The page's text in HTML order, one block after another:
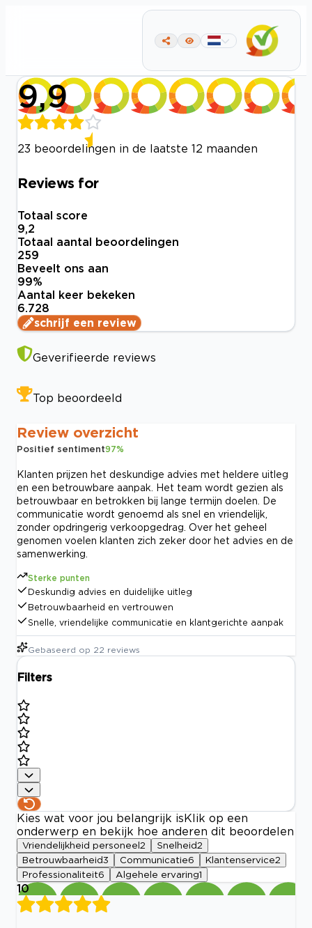
9,9
23 beoordelingen in de laatste 12 maanden
Reviews for
Totaal score
9,2
Totaal aantal beoordelingen
259
Beveelt ons aan
99%
Aantal keer bekeken
6.728
schrijf een review
Geverifieerde reviews
Top beoordeeld
Review overzicht
Positief sentiment97%
Klanten prijzen het deskundige advies met heldere uitleg
en een betrouwbare aanpak. Het team wordt gezien als
betrouwbaar en betrokken bij lange termijn doelen. De
communicatie wordt genoemd als snel en vriendelijk,
zonder opdringerig verkoopgedrag. Over het geheel
genomen voelen klanten zich zeker door het advies en de
samenwerking.
Sterke punten
Deskundig advies en duidelijke uitleg
Betrouwbaarheid en vertrouwen
Snelle, vriendelijke communicatie en klantgerichte aanpak
Gebaseerd op 22 reviews
Filters
Kies wat voor jou belangrijk is Klik op een
onderwerp en bekijk hoe anderen dit beoordelen
Vriendelijkheid personeel 2 Snelheid2
Betrouwbaarheid3 Communicatie6 Klantenservice2
Professionaliteit6 Algehele ervaring1
10